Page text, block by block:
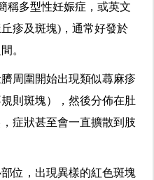
稱多型性妊娠症，或英文
疹及斑塊)，通常好發於
。
周圍開始出現類似蕁麻疹
則斑塊），然後分佈在肚
症狀甚至會一直擴散到肢
位，出現異樣的紅色斑塊